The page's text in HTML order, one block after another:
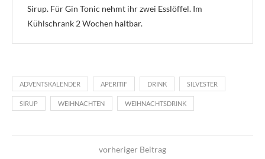
Sirup. Für Gin Tonic nehmt ihr zwei Esslöffel. Im
Kühlschrank 2 Wochen haltbar.
ADVENTSKALENDER APERITIF DRINK SILVESTER
SIRUP WEIHNACHTEN WEIHNACHTSDRINK
vorheriger Beitrag